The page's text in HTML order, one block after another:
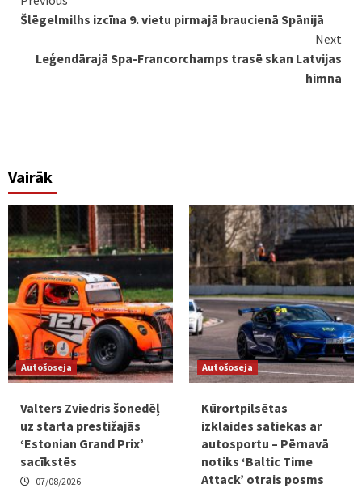
Reading
Šlēgelmilhs izcīna 9. vietu pirmajā braucienā Spānijā
Next
Leģendārajā Spa-Francorchamps trasē skan Latvijas
himna
Vairāk
Autošoseja
Valters Zviedris šonedēļ
uz starta prestižajās
‘Estonian Grand Prix’
sacīkstēs
07/08/2026
Autošoseja
Kūrortpilsētas
izklaides satiekas ar
autosportu – Pērnavā
notiks ‘Baltic Time
Attack’ otrais posms